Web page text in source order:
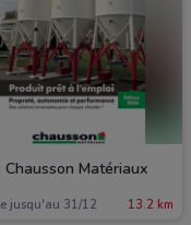
Chausson Matériaux
jusqu'au 31/12 13.2 km